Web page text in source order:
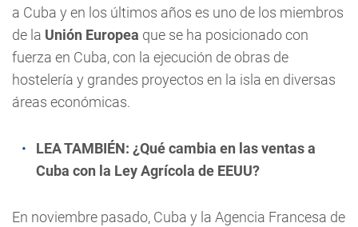
a Cuba y en los últimos años es uno de los miembros
de la Unión Europea que se ha posicionado con
fuerza en Cuba, con la ejecución de obras de
hostelería y grandes proyectos en la isla en diversas
áreas económicas.
LEA TAMBIÉN: ¿Qué cambia en las ventas a
Cuba con la Ley Agrícola de EEUU?
En noviembre pasado, Cuba y la Agencia Francesa de